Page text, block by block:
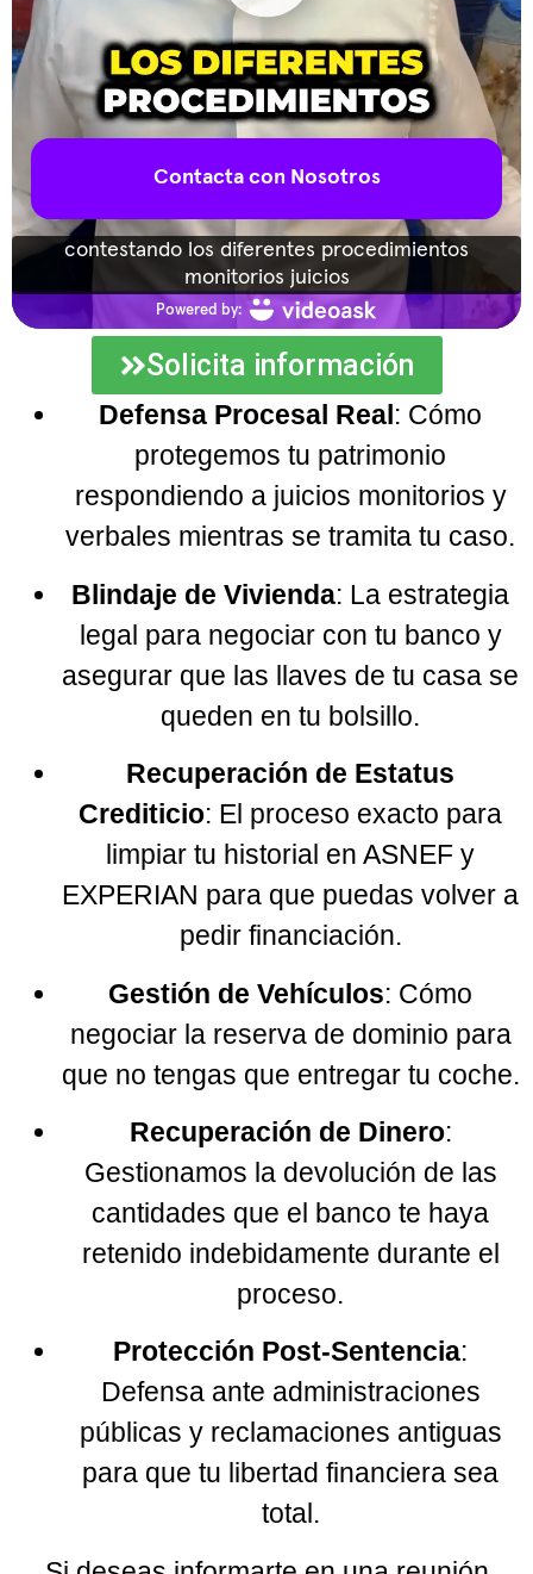
Solicita información
Defensa Procesal Real : Cómo
protegemos tu patrimonio
respondiendo a juicios monitorios y
verbales mientras se tramita tu caso.
Blindaje de Vivienda: La estrategia
legal para negociar con tu banco y
asegurar que las llaves de tu casa se
queden en tu bolsillo.
Recuperación de Estatus
Crediticio: El proceso exacto para
limpiar tu historial en ASNEF y
EXPERIAN para que puedas volver a
pedir financiación.
Gestión de Vehículos: Cómo
negociar la reserva de dominio para
que no tengas que entregar tu coche.
Recuperación de Dinero:
Gestionamos la devolución de las
cantidades que el banco te haya
retenido indebidamente durante el
proceso.
Protección Post-Sentencia:
Defensa ante administraciones
públicas y reclamaciones antiguas
para que tu libertad financiera sea
total.